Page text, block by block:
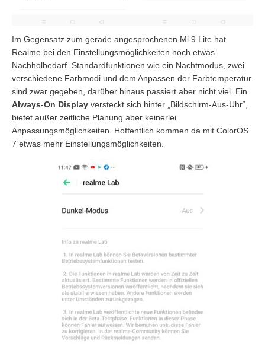
Im Gegensatz zum gerade angesprochenen Mi 9 Lite hat
Realme bei den Einstellungsmöglichkeiten noch etwas
Nachholbedarf. Standardfunktionen wie ein Nachtmodus, zwei
verschiedene Farbmodi und dem Anpassen der Farbtemperatur
sind zwar gegeben, darüber hinaus passiert aber nicht viel. Ein
Always-On Display versteckt sich hinter „Bildschirm-Aus-Uhr“,
bietet außer zeitliche Planung aber keinerlei
Anpassungsmöglichkeiten. Hoffentlich kommen da mit ColorOS
7 etwas mehr Einstellungsmöglichkeiten.